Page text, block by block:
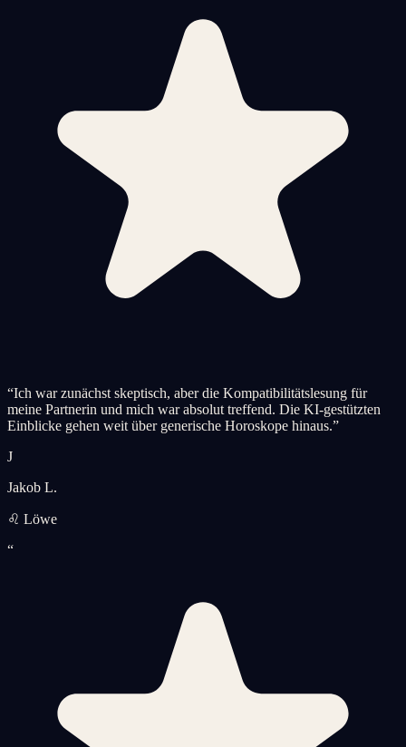
“Ich war zunächst skeptisch, aber die Kompatibilitätslesung für
meine Partnerin und mich war absolut treffend. Die KI-gestützten
Einblicke gehen weit über generische Horoskope hinaus.”
J
Jakob L.
♌ Löwe
“